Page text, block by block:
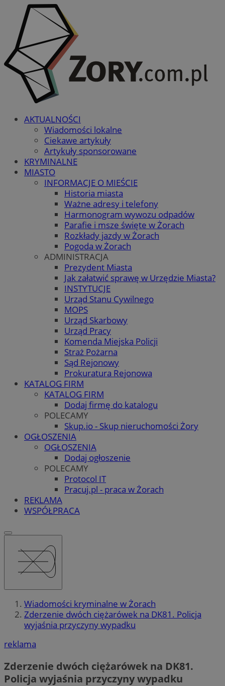
AKTUALNOŚCI
Wiadomości lokalne
Ciekawe artykuły
Artykuły sponsorowane
KRYMINALNE
MIASTO
INFORMACJE O MIEŚCIE
Historia miasta
Ważne adresy i telefony
Harmonogram wywozu odpadów
Parafie i msze święte w Żorach
Rozkłady jazdy w Żorach
Pogoda w Żorach
ADMINISTRACJA
Prezydent Miasta
Jak załatwić sprawę w Urzędzie Miasta?
INSTYTUCJE
Urząd Stanu Cywilnego
MOPS
Urząd Skarbowy
Urząd Pracy
Komenda Miejska Policji
Straż Pożarna
Sąd Rejonowy
Prokuratura Rejonowa
KATALOG FIRM
KATALOG FIRM
Dodaj firmę do katalogu
POLECAMY
Skup.io - Skup nieruchomości Żory
OGŁOSZENIA
OGŁOSZENIA
Dodaj ogłoszenie
POLECAMY
Protocol IT
Pracuj.pl - praca w Żorach
REKLAMA
WSPÓŁPRACA
Wiadomości kryminalne w Żorach
Zderzenie dwóch ciężarówek na DK81. Policja
wyjaśnia przyczyny wypadku
reklama
Zderzenie dwóch ciężarówek na DK81.
Policja wyjaśnia przyczyny wypadku